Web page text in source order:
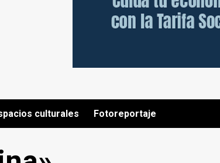
culturales Fotoreportaje